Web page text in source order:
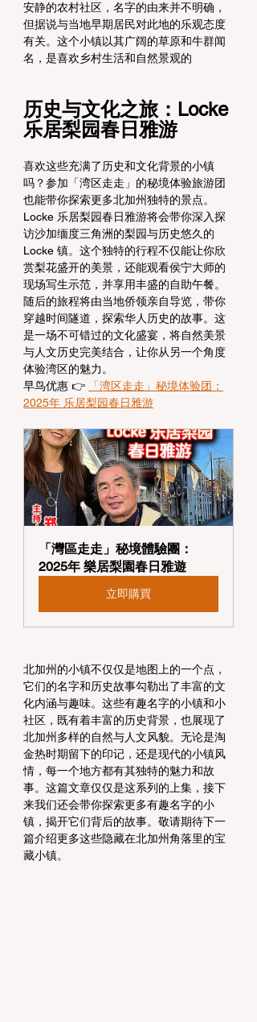
安静的农村社区，名字的由来并不明确，
但据说与当地早期居民对此地的乐观态度
有关。这个小镇以其广阔的草原和牛群闻
名，是喜欢乡村生活和自然景观的
历史与文化之旅：Locke
乐居梨园春日雅游
喜欢这些充满了历史和文化背景的小镇
吗？参加「湾区走走」的秘境体验旅游团
也能带你探索更多北加州独特的景点。
Locke 乐居梨园春日雅游将会带你深入探
访沙加缅度三角洲的梨园与历史悠久的
Locke 镇。这个独特的行程不仅能让你欣
赏梨花盛开的美景，还能观看侯宁大师的
现场写生示范，并享用丰盛的自助午餐。
随后的旅程将由当地侨领亲自导览，带你
穿越时间隧道，探索华人历史的故事。这
是一场不可错过的文化盛宴，将自然美景
与人文历史完美结合，让你从另一个角度
体验湾区的魅力。
早鸟优惠 👉
「湾区走走」秘境体验团：
2025年 乐居梨园春日雅游
「灣區走走」秘境體驗團：
2025年 樂居梨園春日雅遊
立即購買
北加州的小镇不仅仅是地图上的一个点，
它们的名字和历史故事勾勒出了丰富的文
化内涵与趣味。这些有趣名字的小镇和小
社区，既有着丰富的历史背景，也展现了
北加州多样的自然与人文风貌。无论是淘
金热时期留下的印记，还是现代的小镇风
情，每一个地方都有其独特的魅力和故
事。这篇文章仅仅是这系列的上集，接下
来我们还会带你探索更多有趣名字的小
镇，揭开它们背后的故事。敬请期待下一
篇介绍更多这些隐藏在北加州角落里的宝
藏小镇。